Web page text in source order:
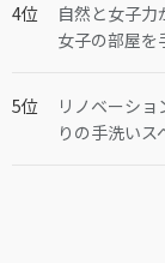
自然と女子
女子の部屋を
リノベーシ
りの手洗いス